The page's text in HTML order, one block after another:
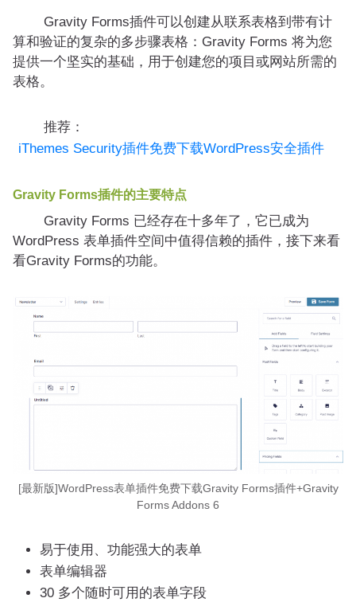
Gravity Forms插件可以创建从联系表格到带有计
算和验证的复杂的多步骤表格：Gravity Forms 将为您
提供一个坚实的基础，用于创建您的项目或网站所需的
表格。
推荐：
iThemes Security插件免费下载WordPress安全插件
Gravity Forms插件的主要特点
Gravity Forms 已经存在十多年了，它已成为
WordPress 表单插件空间中值得信赖的插件，接下来看
看Gravity Forms的功能。
[最新版]WordPress表单插件免费下载Gravity Forms插件+Gravity
Forms Addons 6
易于使用、功能强大的表单
表单编辑器
30 多个随时可用的表单字段